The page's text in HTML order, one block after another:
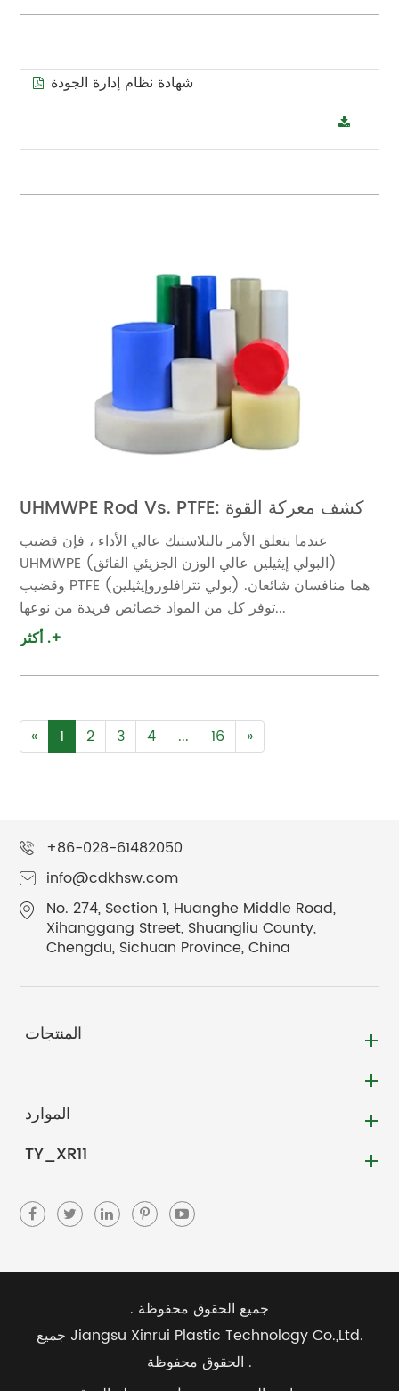
شهادة نظام إدارة الجودة
UHMWPE Rod Vs. PTFE: كشف معركة القوة
عندما يتعلق الأمر بالبلاستيك عالي الأداء ، فإن قضيب
UHMWPE (البولي إيثيلين عالي الوزن الجزيئي الفائق)
وقضيب PTFE (بولي تترافلوروإيثيلين) هما منافسان شائعان.
توفر كل من المواد خصائص فريدة من نوعها...
أكثر .+
« 1 2 3 4 ... 16 »
+86-028-61482050
info@cdkhsw.com
No. 274, Section 1, Huanghe Middle Road,
Xihanggang Street, Shuangliu County,
Chengdu, Sichuan Province, China
المنتجات
الموارد
TY_XR11
جميع الحقوق محفوظة .
Jiangsu Xinrui Plastic Technology Co.,Ltd. جميع
الحقوق محفوظة .